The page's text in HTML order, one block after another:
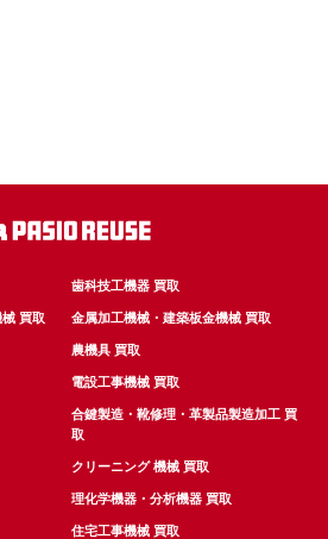
歯科技工機器 買取
買取 金属加工機械・建築板金機械 買取
農機具 買取
電設工事機械 買取
合鍵製造・靴修理・革製品製造加工 買
取
クリーニング 機械 買取
理化学機器・分析機器 買取
住宅工事機械 買取